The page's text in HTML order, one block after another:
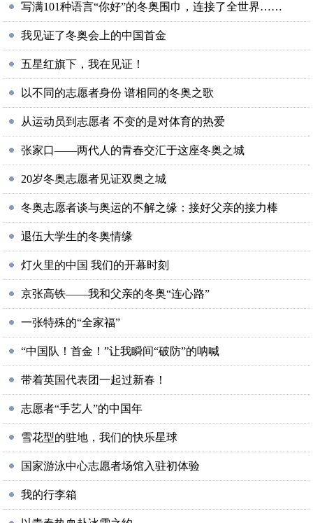
写满101种语言“你好”的冬奥围巾，连接了全世界……
我见证了冬奥会上的中国首金
五星红旗下，我在见证！
以不同的志愿者身份 谱相同的冬奥之歌
从运动员到志愿者 不变的是对体育的热爱
张家口——两代人的青春交汇于这座冬奥之城
20岁冬奥志愿者见证双奥之城
冬奥志愿者谈与奥运的不解之缘：接好父亲的接力棒
退伍大学生的冬奥情缘
灯火里的中国 我们的开幕时刻
京张高铁——我和父亲的冬奥“连心路”
一张特殊的“全家福”
“中国队！首金！”让我瞬间“破防”的呐喊
带着英国代表团一起过新春！
志愿者“手艺人”的中国年
雪花型的驻地，我们的快乐星球
国家游泳中心志愿者场馆入驻初体验
我的行李箱